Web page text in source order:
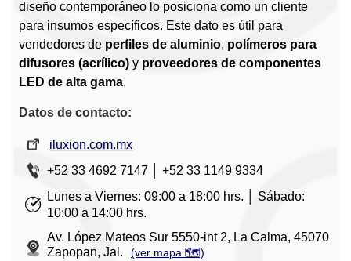
diseño contemporáneo lo posiciona como un cliente
para insumos específicos. Este dato es útil para
vendedores de perfiles de aluminio, polímeros para
difusores (acrílico) y proveedores de componentes
LED de alta gama.
Datos de contacto:
iluxion.com.mx
+52 33 4692 7147 │ +52 33 1149 9334
Lunes a Viernes: 09:00 a 18:00 hrs. │ Sábado:
10:00 a 14:00 hrs.
Av. López Mateos Sur 5550-int 2, La Calma, 45070
Zapopan, Jal.
(ver mapa 🗺️)